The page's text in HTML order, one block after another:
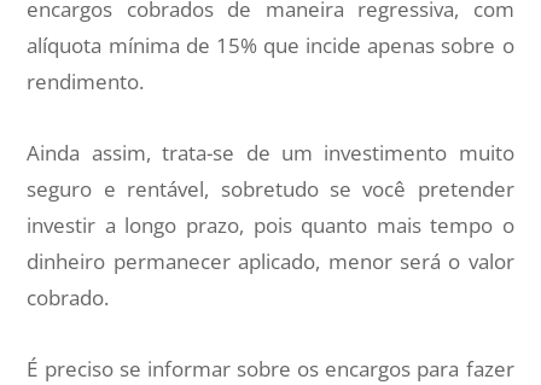
encargos cobrados de maneira regressiva, com
alíquota mínima de 15% que incide apenas sobre o
rendimento.
Ainda assim, trata-se de um investimento muito
seguro e rentável, sobretudo se você pretender
investir a longo prazo, pois quanto mais tempo o
dinheiro permanecer aplicado, menor será o valor
cobrado.
É preciso se informar sobre os encargos para fazer